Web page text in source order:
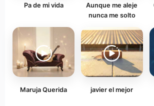
Pa de mi vida
Aunque me aleje
nunca me solto
Maruja Querida javier el mejor